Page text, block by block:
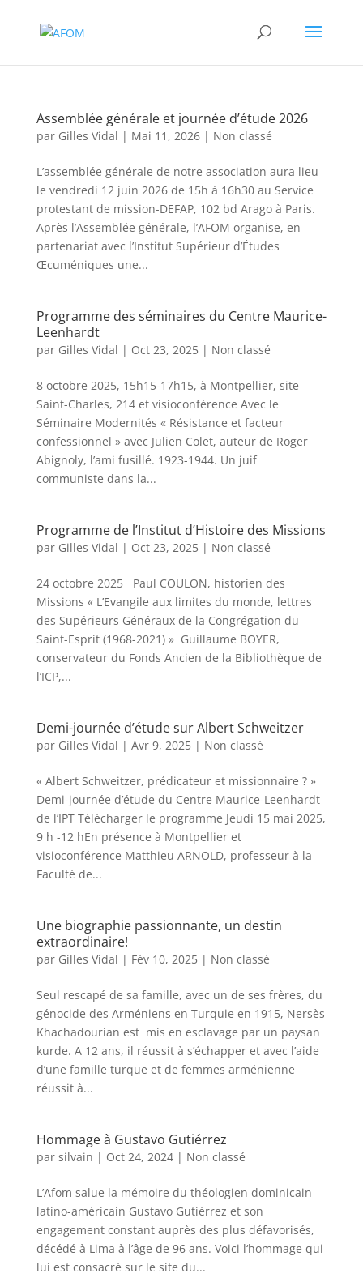
Assemblée générale et journée d’étude 2026
par Gilles Vidal | Mai 11, 2026| Non classé
L’assemblée générale de notre association aura lieu
le vendredi 12 juin 2026 de 15h à 16h30 au Service
protestant de mission-DEFAP, 102 bd Arago à Paris.
Après l’Assemblée générale, l’AFOM organise, en
partenariat avec l’Institut Supérieur d’Études
Œcuméniques une...
Programme des séminaires du Centre Maurice-
Leenhardt
par Gilles Vidal | Oct 23, 2025| Non classé
8 octobre 2025, 15h15-17h15, à Montpellier, site
Saint-Charles, 214 et visioconférence Avec le
Séminaire Modernités « Résistance et facteur
confessionnel » avec Julien Colet, auteur de Roger
Abignoly, l’ami fusillé. 1923-1944. Un juif
communiste dans la...
Programme de l’Institut d’Histoire des Missions
par Gilles Vidal | Oct 23, 2025| Non classé
24 octobre 2025 Paul COULON, historien des
Missions « L’Evangile aux limites du monde, lettres
des Supérieurs Généraux de la Congrégation du
Saint-Esprit (1968-2021) » Guillaume BOYER,
conservateur du Fonds Ancien de la Bibliothèque de
l’ICP,...
Demi-journée d’étude sur Albert Schweitzer
par Gilles Vidal | Avr 9, 2025| Non classé
« Albert Schweitzer, prédicateur et missionnaire ? »
Demi-journée d’étude du Centre Maurice-Leenhardt
de l’IPT Télécharger le programme Jeudi 15 mai 2025,
9 h -12 hEn présence à Montpellier et
visioconférence Matthieu ARNOLD, professeur à la
Faculté de...
Une biographie passionnante, un destin
extraordinaire!
par Gilles Vidal | Fév 10, 2025| Non classé
Seul rescapé de sa famille, avec un de ses frères, du
génocide des Arméniens en Turquie en 1915, Nersès
Khachadourian est mis en esclavage par un paysan
kurde. A 12 ans, il réussit à s’échapper et avec l’aide
d’une famille turque et de femmes arménienne
réussit à...
Hommage à Gustavo Gutiérrez
par silvain | Oct 24, 2024| Non classé
L’Afom salue la mémoire du théologien dominicain
latino-américain Gustavo Gutiérrez et son
engagement constant auprès des plus défavorisés,
décédé à Lima à l’âge de 96 ans. Voici l‘hommage qui
lui est consacré sur le site du...